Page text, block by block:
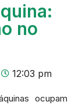
no
12:03 pm
ocupam